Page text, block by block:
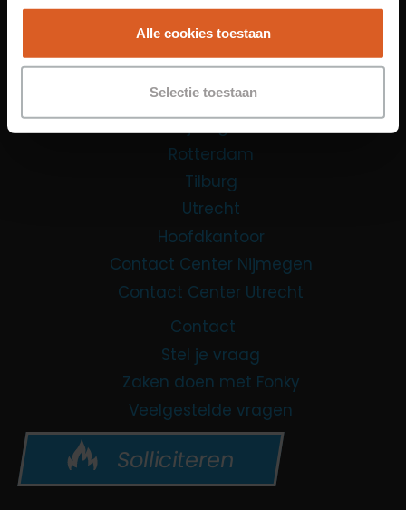
Alle cookies toestaan
Selectie toestaan
Amsterdam
Groningen
Leiden
Maastricht
Rotterdam
Tilburg
Utrecht
Hoofdkantoor
Contact Center Nijmegen
Contact Center Utrecht
Contact
Stel je vraag
Zaken doen met Fonky
Veelgestelde vragen
Solliciteren